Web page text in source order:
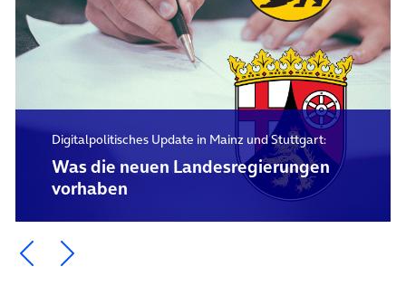
Digitalpolitisches Update in Mainz und Stuttgart:
Was die neuen Landesregierungen
vorhaben
Ein Element zurück blättern
Ein Element weiter blättern